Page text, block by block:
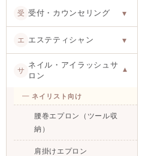
受 受付・カウンセリング ▾
エ エステティシャン ▾
サ
ネイル・アイラッシュサ
ロン
▾
ネイリスト向け
腰巻エプロン（ツール収
納）
肩掛けエプロン